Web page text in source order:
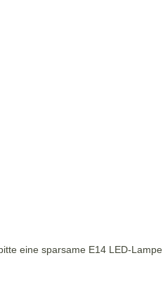
eine sparsame E14 LED-Lampe